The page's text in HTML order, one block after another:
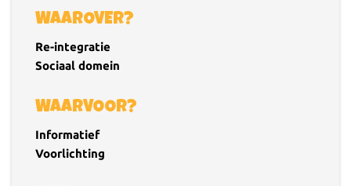
WAAROVER?
Re-integratie
Sociaal domein
WAARVOOR?
Informatief
Voorlichting